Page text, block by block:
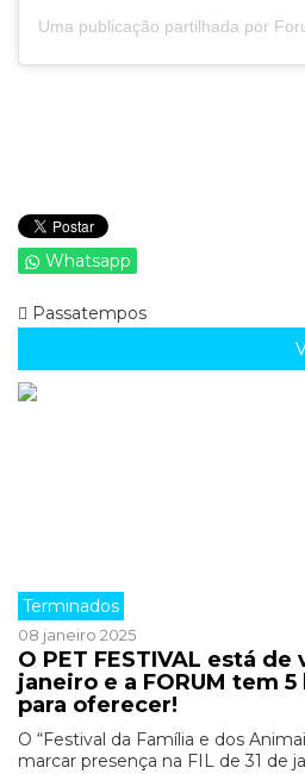
Whatsapp
Passatempos
Terminados
08 janeiro 2025
O PET FESTIVAL está de
janeiro e a FORUM tem
para oferecer!
O “Festival da Família e dos
marcar presença na FIL de 31 de